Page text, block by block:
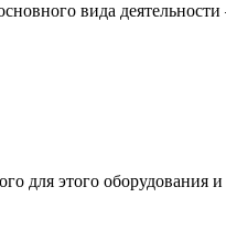
вида
для этого